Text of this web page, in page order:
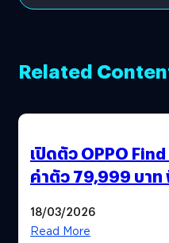
Related
เปิดตัว OPPO
ค่าตัว 79,999 บาท
18/03/2026
Read More